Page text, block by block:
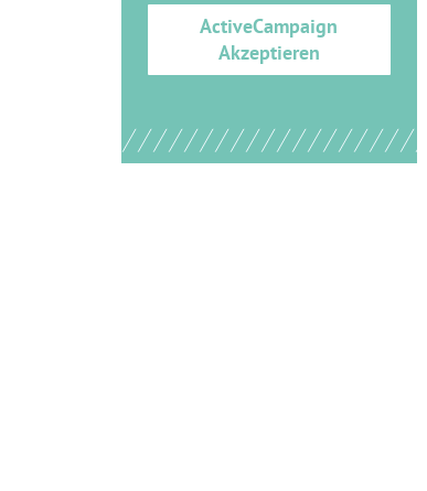
ActiveCampaign
Akzeptieren